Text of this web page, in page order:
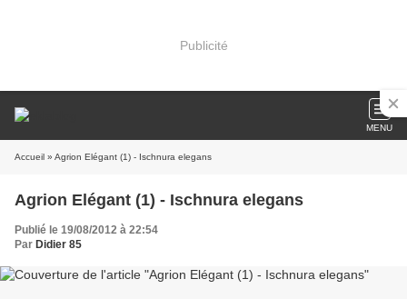
Publicité
MENU
Accueil » Agrion Elégant (1) - Ischnura elegans
Agrion Elégant (1) - Ischnura elegans
Publié le 19/08/2012 à 22:54
Par Didier 85